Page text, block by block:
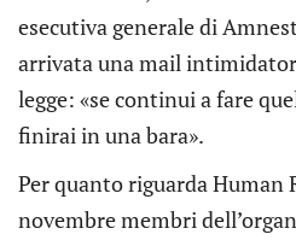
esecutiva generale di
arrivata una mail
legge: «se continui a fare
finirai in una bara».
Per quanto riguarda Human
novembre membri